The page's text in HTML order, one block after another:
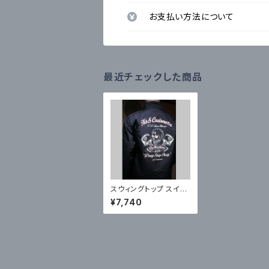
お支払い方法について
最近チェックした商品
スウィングトップ スイン
グトップ スカル ハーレ
ー バイカー アメ車 HO
TROD アメカジ ホット
¥7,740